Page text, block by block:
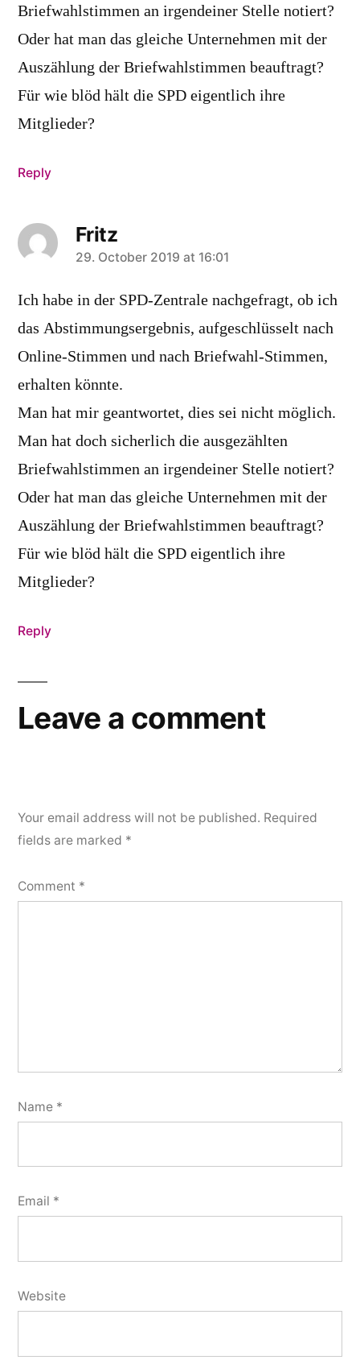
Briefwahlstimmen an irgendeiner Stelle notiert?
Oder hat man das gleiche Unternehmen mit der
Auszählung der Briefwahlstimmen beauftragt?
Für wie blöd hält die SPD eigentlich ihre
Mitglieder?
Reply
Fritz
says:
29. October 2019 at 16:01
Ich habe in der SPD-Zentrale nachgefragt, ob ich
das Abstimmungsergebnis, aufgeschlüsselt nach
Online-Stimmen und nach Briefwahl-Stimmen,
erhalten könnte.
Man hat mir geantwortet, dies sei nicht möglich.
Man hat doch sicherlich die ausgezählten
Briefwahlstimmen an irgendeiner Stelle notiert?
Oder hat man das gleiche Unternehmen mit der
Auszählung der Briefwahlstimmen beauftragt?
Für wie blöd hält die SPD eigentlich ihre
Mitglieder?
Reply
Leave a comment
Your email address will not be published. Required
fields are marked *
Comment *
Name *
Email *
Website